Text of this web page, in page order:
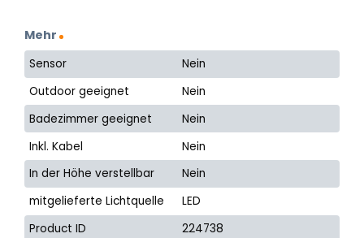
Mehr
Sensor
Nein
Outdoor geeignet
Nein
Badezimmer geeignet
Nein
Inkl. Kabel
Nein
In der Höhe verstellbar
Nein
mitgelieferte Lichtquelle
LED
Product ID
224738